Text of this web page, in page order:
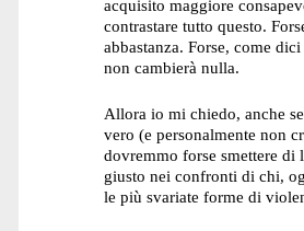
acquisito maggiore
contrastare tutto questo.
abbastanza. Forse, come
non cambierà nulla.
Allora io mi chiedo, anche
vero (e personalmente non
dovremmo forse smettere di
giusto nei confronti di chi,
le più svariate forme di